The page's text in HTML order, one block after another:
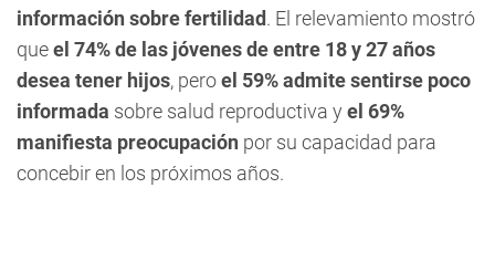
información sobre fertilidad. El relevamiento mostró
queel 74% de las jóvenes de entre 18 y 27 años
desea tener hijos, peroel 59% admite sentirse poco
informada sobre salud reproductiva y el 69%
manifiesta preocupación por su capacidad para
concebir en los próximos años.